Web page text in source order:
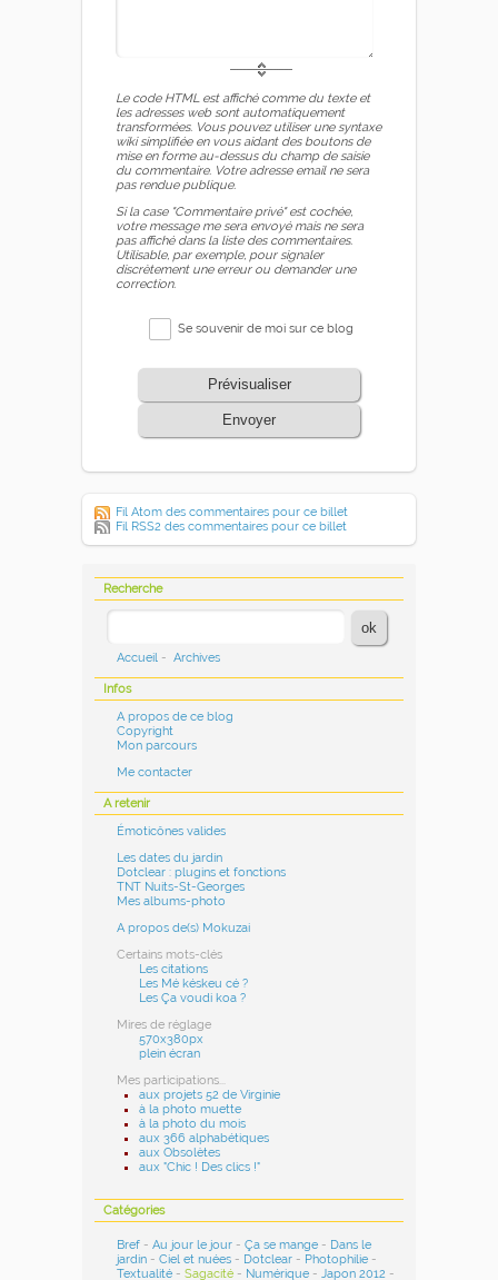
Le code HTML est affiché comme du texte et
les adresses web sont automatiquement
transformées. Vous pouvez utiliser une syntaxe
wiki simplifiée en vous aidant des boutons de
mise en forme au-dessus du champ de saisie
du commentaire. Votre adresse email ne sera
pas rendue publique.
Si la case "Commentaire privé" est cochée,
votre message me sera envoyé mais ne sera
pas affiché dans la liste des commentaires.
Utilisable, par exemple, pour signaler
discrètement une erreur ou demander une
correction.
Se souvenir de moi sur ce blog
Prévisualiser
Envoyer
Fil Atom des commentaires pour ce billet
Fil RSS2 des commentaires pour ce billet
Recherche
Accueil - Archives
Infos
A propos de ce blog
Copyright
Mon parcours
Me contacter
A retenir
Émoticônes valides
Les dates du jardin
Dotclear : plugins et fonctions
TNT Nuits-St-Georges
Mes albums-photo
A propos de(s) Mokuzai
Certains mots-clés
Les citations
Les Mé késkeu cé ?
Les Ça voudi koa ?
Mires de réglage
570x380px
plein écran
Mes participations...
aux projets 52 de Virginie
à la photo muette
à la photo du mois
aux 366 alphabétiques
aux Obsolètes
aux "Chic ! Des clics !"
Catégories
Bref -Au jour le jour -Ça se mange - Dans le
jardin -Ciel et nuées - Dotclear - Photophilie -
Textualité -Sagacité - Numérique - Japon 2012 -